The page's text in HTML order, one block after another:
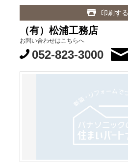
（有）松浦工務店
お問い合わせはこちらへ
052-823-3000
印刷する